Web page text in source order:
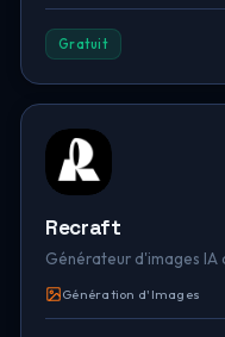
Gratuit
Recraft
Générateur d'images
Génération d'Images